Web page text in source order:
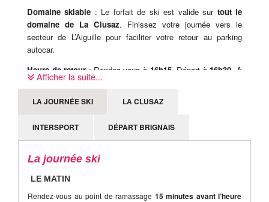
Domaine skiable : Le forfait de ski est valide surtout le
domaine de La Clusaz. Finissez votre journée vers le
secteur de L’Aiguille pour faciliter votre retour au parking
autocar.
Heure de retour : Rendez-vous à 16h15. Départ à16h30 . A
revalider sur place avec le coordinateur.
Afficher la suite...
LA JOURNÉE SKI LA CLUSAZ
INTERSPORT DÉPART BRIGNAIS
La journée ski
LE MATIN
Rendez-vous au point de ramassage 15 minutes avant l’heure